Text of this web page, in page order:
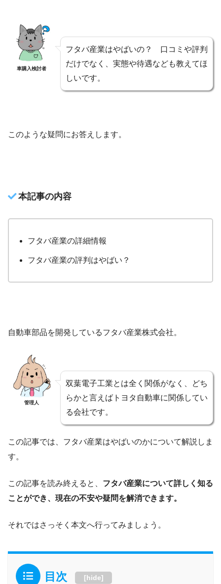
車購入検討者
フタバ産業はやばいの？ 口コミや評判
だけでなく、実態や待遇なども教えてほ
しいです。
このような疑問にお答えします。
本記事の内容
フタバ産業の詳細情報
フタバ産業の評判はやばい？
自動車部品を開発しているフタバ産業株式会社。
管理人
双葉電子工業とは全く関係がなく、どち
らかと言えばトヨタ自動車に関係してい
る会社です。
この記事では、フタバ産業はやばいのかについて解説しま
す。
この記事を読み終えると、 フタバ産業について詳しく知る
ことができ、現在の不安や疑問を解消できます。
それではさっそく本文へ行ってみましょう。
目次 [hide]